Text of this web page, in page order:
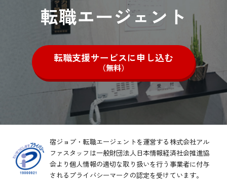
転職エージェント
転職支援サービスに申し込む
（無料）
宿ジョブ・転職エージェントを運営する株式会社アル
ファスタッフは一般財団法人日本情報経済社会推進協
会より個人情報の適切な取り扱いを行う事業者に付与
されるプライバシーマークの認定を受けています。